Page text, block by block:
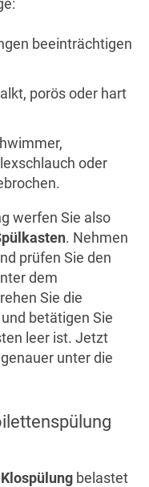
beeinträchtigen
porös oder hart
oder
werfen Sie also
. Nehmen
prüfen Sie den
dem
Sie die
betätigen Sie
leer ist. Jetzt
unter die
belastet